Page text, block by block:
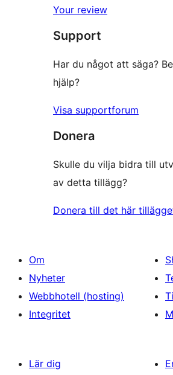
recensioner
stjärniga
recensioner
Your review
Support
Har du något att säga?
hjälp?
Visa supportforum
Donera
Skulle du vilja bidra till
av detta tillägg?
Donera till det här
Om
Nyheter
Webbhotell (hosting)
Integritet
Lär dig